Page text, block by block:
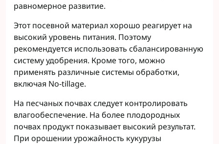
равномерное развитие.
Этот посевной материал хорошо реагирует на
высокий уровень питания. Поэтому
рекомендуется использовать сбалансированную
систему удобрения. Кроме того, можно
применять различные системы обработки,
включая No-tillage.
На песчаных почвах следует контролировать
влагообеспечение. На более плодородных
почвах продукт показывает высокий результат.
При орошении урожайность кукурузы